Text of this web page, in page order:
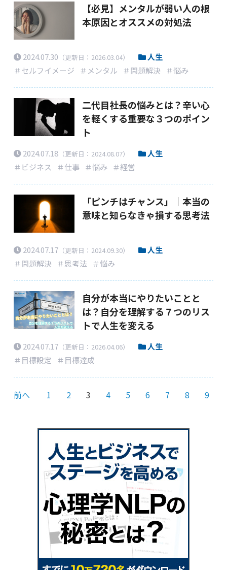
【必見】メンタルが弱い人の根
本原因とオススメの対処法
2024.07.30 （更新日：2026.03.04）
人生
＃セルフイメージ
＃メンタル ＃問題解決 ＃悩み
二代目社長の悩みとは？辛い心
を軽くする重要な３つのポイン
ト
2024.07.18（更新日：2024.08.07）
人生
＃ビジネス
＃仕事 ＃悩み ＃経営
「ピンチはチャンス」｜本当の
意味と知らなきゃ損する思考法
2024.07.17（更新日：2024.09.30）
人生
＃問題解決
＃思考法 ＃悩み
自分が本当にやりたいことと
は？自分を理解する７つのリス
トで人生を変える
2024.07.17（更新日：2026.04.06）
人生
＃目標設定
＃目標達成
前へ 1 2 3 4 5 6 7 8 9